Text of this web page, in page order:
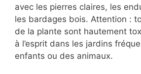
avec les pierres claires, les
les bardages bois. Attention :
de la plante sont hautement
à l’esprit dans les jardins
enfants ou des animaux.